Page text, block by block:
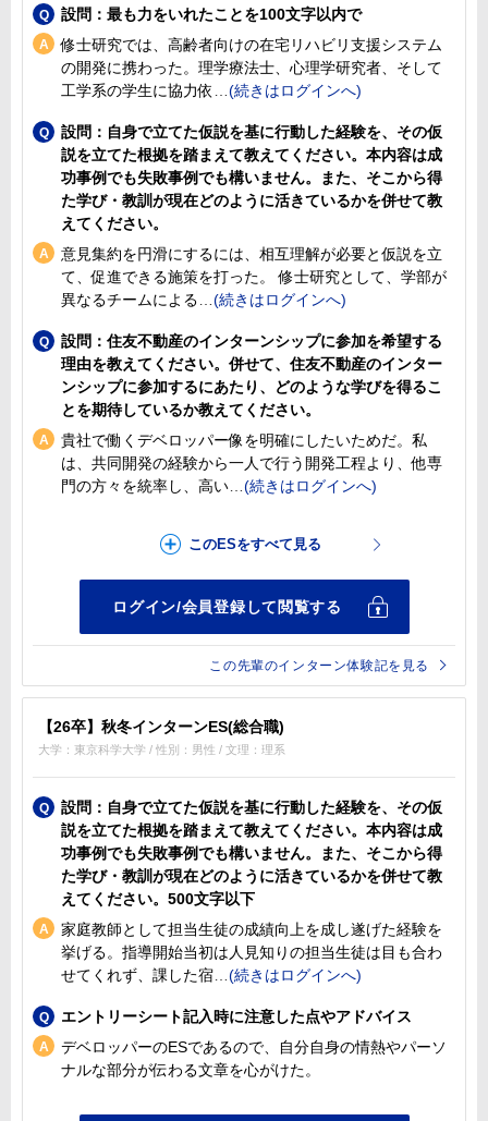
設問：最も力をいれたことを100文字以内で
修士研究では、高齢者向けの在宅リハビリ支援システム
の開発に携わった。理学療法士、心理学研究者、そして
工学系の学生に協力依
設問：自身で立てた仮説を基に行動した経験を、その仮
説を立てた根拠を踏まえて教えてください。本内容は成
功事例でも失敗事例でも構いません。また、そこから得
た学び・教訓が現在どのように活きているかを併せて教
えてください。
意見集約を円滑にするには、相互理解が必要と仮説を立
て、促進できる施策を打った。 修士研究として、学部が
異なるチームによる
設問：住友不動産のインターンシップに参加を希望する
理由を教えてください。併せて、住友不動産のインター
ンシップに参加するにあたり、どのような学びを得るこ
とを期待しているか教えてください。
貴社で働くデベロッパー像を明確にしたいためだ。私
は、共同開発の経験から一人で行う開発工程より、他専
門の方々を統率し、高い
この先輩のインターン体験記を見る
【26卒】秋冬インターンES(総合職)
大学：東京科学大学 / 性別：男性 / 文理：理系
設問：自身で立てた仮説を基に行動した経験を、その仮
説を立てた根拠を踏まえて教えてください。本内容は成
功事例でも失敗事例でも構いません。また、そこから得
た学び・教訓が現在どのように活きているかを併せて教
えてください。500文字以下
家庭教師として担当生徒の成績向上を成し遂げた経験を
挙げる。指導開始当初は人見知りの担当生徒は目も合わ
せてくれず、課した宿
エントリーシート記入時に注意した点やアドバイス
デベロッパーのESであるので、自分自身の情熱やパーソ
ナルな部分が伝わる文章を心がけた。